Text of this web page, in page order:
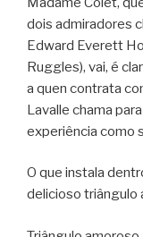
dois admiradores
Edward Everett
Ruggles), vai, é
a quen contrata
Lavalle chama
experiência como
O que instala
delicioso triângulo